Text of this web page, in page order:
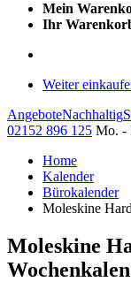
Mein
Ihr
Weiter
AngeboteNachhaltig
02152 896 125 Mo. -
Home
Kalender
Bürokalender
Moleskine
Moleskine